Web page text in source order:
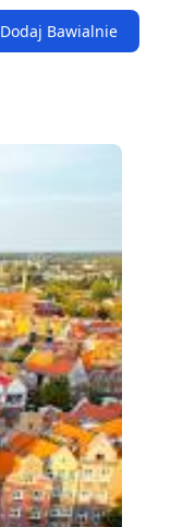
Dodaj Bawialnie